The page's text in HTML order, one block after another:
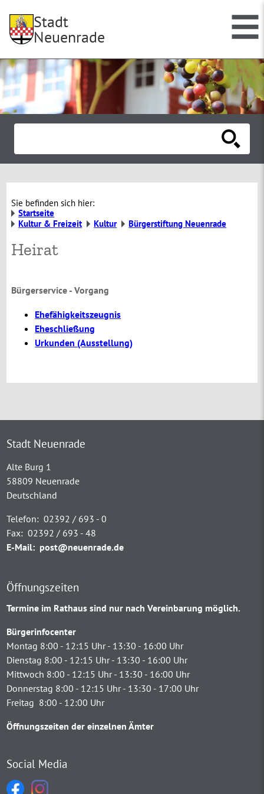
Stadt
Neuenrade
Sie befinden sich hier:
Startseite
Kultur & Freizeit
Kultur Bürgerstiftung Neuenrade
Heirat
Bürgerservice - Vorgang
Ehefähigkeitszeugnis
Eheschließung
Urkunden (Ausstellung)
Stadt Neuenrade
Alte Burg 1
58809 Neuenrade
Deutschland
Telefon: 02392 / 693 - 0
Fax: 02392 / 693 - 48
E-Mail: post@neuenrade.de
Öffnungszeiten
Termine im Rathaus sind nur nach Vereinbarung möglich.
Bürgerinfocenter
Montag 8:00 - 12:15 Uhr - 13:30 - 16:00 Uhr
Dienstag 8:00 - 12:15 Uhr - 13:30 - 16:00 Uhr
Mittwoch 8:00 - 12:15 Uhr - 13:30 - 16:00 Uhr
Donnerstag 8:00 - 12:15 Uhr - 13:30 - 17:00 Uhr
Freitag 8:00 - 12:00 Uhr
Öffnungszeiten der einzelnen Ämter
Social Media